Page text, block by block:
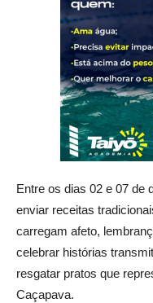
Entre os dias 02 e 07 de
enviar receitas
carregam afeto,
celebrar histórias
resgatar pratos que
Caçapava.